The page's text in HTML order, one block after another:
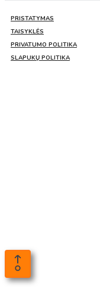
PRISTATYMAS
TAISYKLĖS
PRIVATUMO POLITIKA
SLAPUKŲ POLITIKA